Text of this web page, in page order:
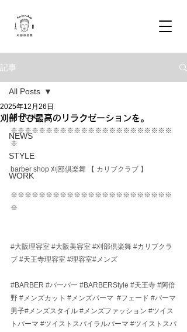
記事
All Posts
NEWS
STYLE
WORK
All Posts
刈部ぜひ最高のリラクゼーションを。
2025年12月26日
※※※※※※※※※※※※※※※※※※※※※※※
※
barber shop 刈部倶楽舞 【 カリブクラブ 】
※※※※※※※※※※※※※※※※※※※※※※※
※
#大阪理容室 #大阪美容室 #刈部倶楽舞 #カリブクラ
ブ #天王寺理容室 #理容室#メンズ
#BARBER #バーバー #BARBERStyle #天王寺 #阿倍
野 #メンズカット #メンズパーマ #フェード #パーマ
男子#メンズスタイル #メンズファッション #ツイス
トパーマ #ツイストスパイラルパーマ #ツイストスパ